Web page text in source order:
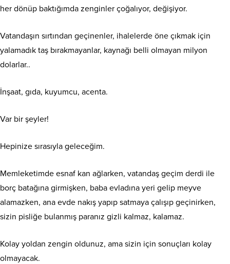
her dönüp baktığımda zenginler çoğalıyor, değişiyor.
Vatandaşın sırtından geçinenler, ihalelerde öne çıkmak için
yalamadık taş bırakmayanlar, kaynağı belli olmayan milyon
dolarlar..
İnşaat, gıda, kuyumcu, acenta.
Var bir şeyler!
Hepinize sırasıyla geleceğim.
Memleketimde esnaf kan ağlarken, vatandaş geçim derdi ile
borç batağına girmişken, baba evladına yeri gelip meyve
alamazken, ana evde nakış yapıp satmaya çalışıp geçinirken,
sizin pisliğe bulanmış paranız gizli kalmaz, kalamaz.
Kolay yoldan zengin oldunuz, ama sizin için sonuçları kolay
olmayacak.